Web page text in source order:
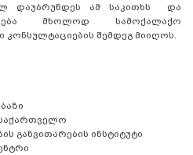
დაუბრუნდეს ამ საკითხს და
მხოლოდ სამოქალაქო
კონსულტაციების შემდეგ მიიღოს.
განვითარების ინსტიტუტი